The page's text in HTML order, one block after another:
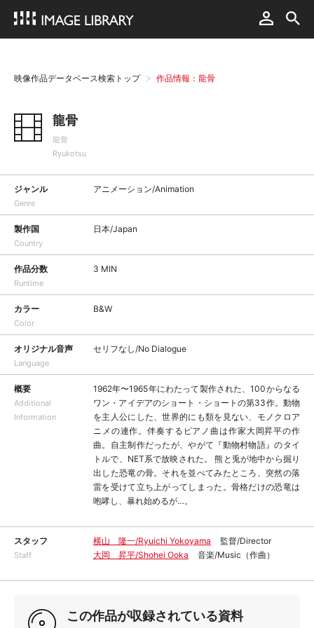
映像作品データベース検索トップ 作品情報：龍骨
龍骨
龍骨
Ryukotsu
ジャンル
Genre
アニメーション/Animation
製作国
Country
日本/Japan
作品分数
Runtime
3 MIN
カラー
Color
B&W
オリジナル音声
Language
セリフなし/No Dialogue
概要
Additional
Information
1962年〜1965年にわたって製作された、100からなる
ワン・アイデアのショート・ショートの第33作。動物
を主人公にした、世界的にも類を見ない、モノクロア
ニメの連作。伴奏するピアノ曲は作家大岡昇平の作
曲。自主制作だったが、やがて『動物村物語』のタイ
トルで、NET系で放映された。 熊と兎が地中から掘り
出した恐竜の骨。それを並べてみたところ、突然の落
雷を受けて立ち上がってしまった。骨格だけの恐竜は
咆哮し、暴れ始めるが…。
スタッフ
Staff
横山 隆一/Ryuichi Yokoyama
監督/Director
大岡 昇平/Shohei Ooka
音楽/Music（作曲）
この作品が収録されている資料